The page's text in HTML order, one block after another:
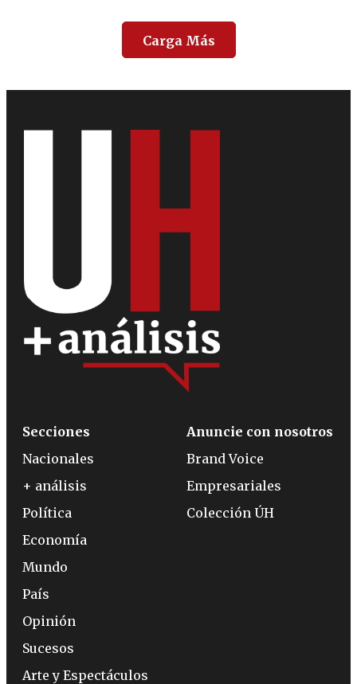
Carga Más
Secciones
Nacionales
+ análisis
Política
Economía
Mundo
País
Opinión
Sucesos
Arte y Espectáculos
Anuncie con nosotros
Brand Voice
Empresariales
Colección ÚH